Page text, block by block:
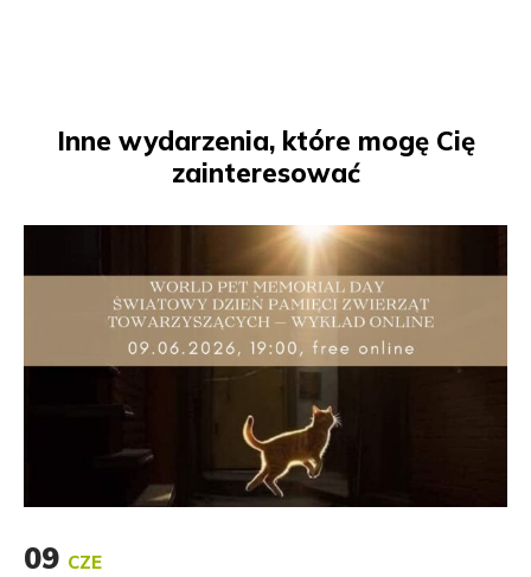
Inne wydarzenia, które mogę Cię
zainteresować
09 CZE